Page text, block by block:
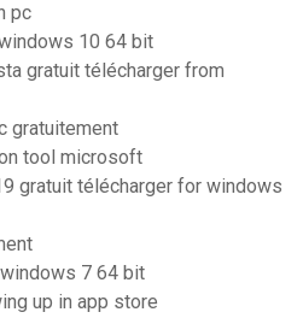
pc
10 64 bit
gratuit télécharger from
gratuitement
tool microsoft
gratuit télécharger for windows
7 64 bit
up in app store